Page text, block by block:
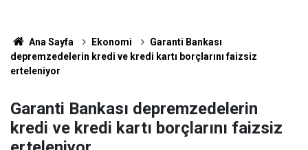
Ana Sayfa Ekonomi
Garanti Bankası
depremzedelerin kredi ve kredi kartı borçlarını faizsiz
erteleniyor
Garanti Bankası depremzedelerin
kredi ve kredi kartı borçlarını faizsiz